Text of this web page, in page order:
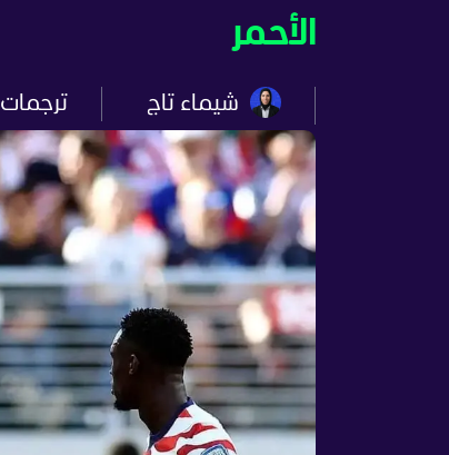
الأحمر
شيماء تاج ترجمات